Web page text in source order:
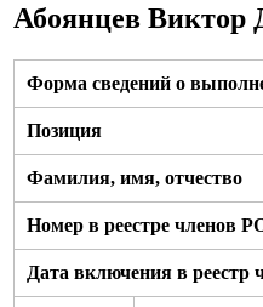
Абоянцев Виктор
Форма сведений о
Позиция
Фамилия, имя, отчество
Номер в реестре членов
Дата включения в реестр